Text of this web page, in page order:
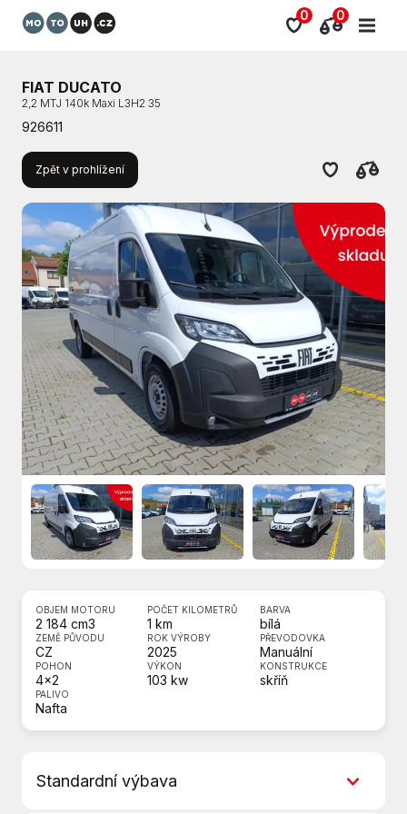
0 0
FIAT DUCATO
2,2 MTJ 140k Maxi L3H2 35
926611
Zpět v prohlížení
OBJEM MOTORU
2 184 cm3
POČET KILOMETRŮ
1 km
BARVA
bílá
ZEMĚ PŮVODU
CZ
ROK VÝROBY
2025
PŘEVODOVKA
Manuální
POHON
4x2
VÝKON
103 kw
KONSTRUKCE
skříň
PALIVO
Nafta
Standardní výbava